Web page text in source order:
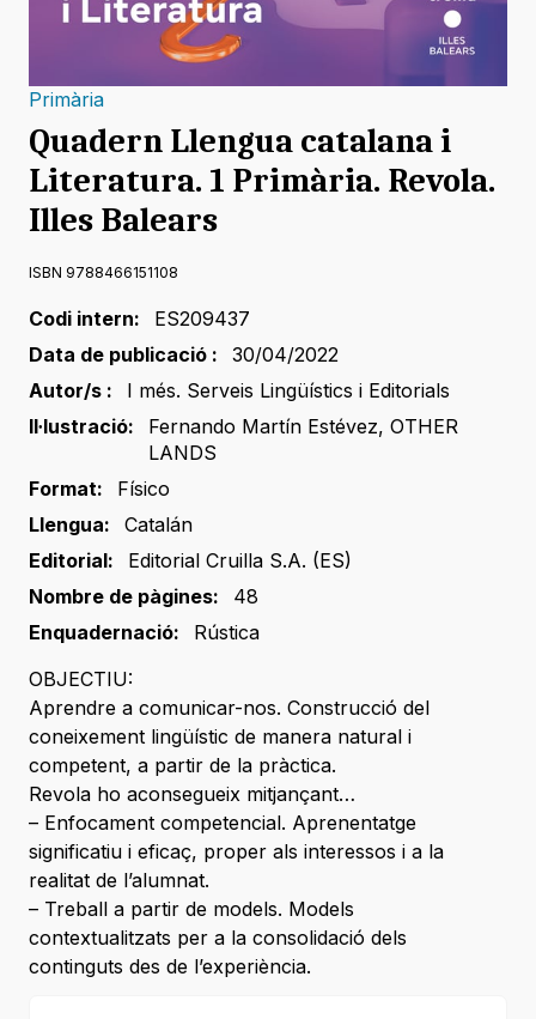
Primària
Quadern Llengua catalana i
Literatura. 1 Primària. Revola.
Illes Balears
ISBN 9788466151108
Codi intern:
ES209437
Data de publicació :
30/04/2022
Autor/s :
I més. Serveis Lingüístics i Editorials
Il·lustració:
Fernando Martín Estévez, OTHER
LANDS
Format:
Físico
Llengua:
Catalán
Editorial:
Editorial Cruilla S.A. (ES)
Nombre de pàgines:
48
Enquadernació:
Rústica
OBJECTIU:
Aprendre a comunicar-nos. Construcció del
coneixement lingüístic de manera natural i
competent, a partir de la pràctica.
Revola ho aconsegueix mitjançant…
– Enfocament competencial. Aprenentatge
significatiu i eficaç, proper als interessos i a la
realitat de l’alumnat.
– Treball a partir de models. Models
contextualitzats per a la consolidació dels
continguts des de l’experiència.